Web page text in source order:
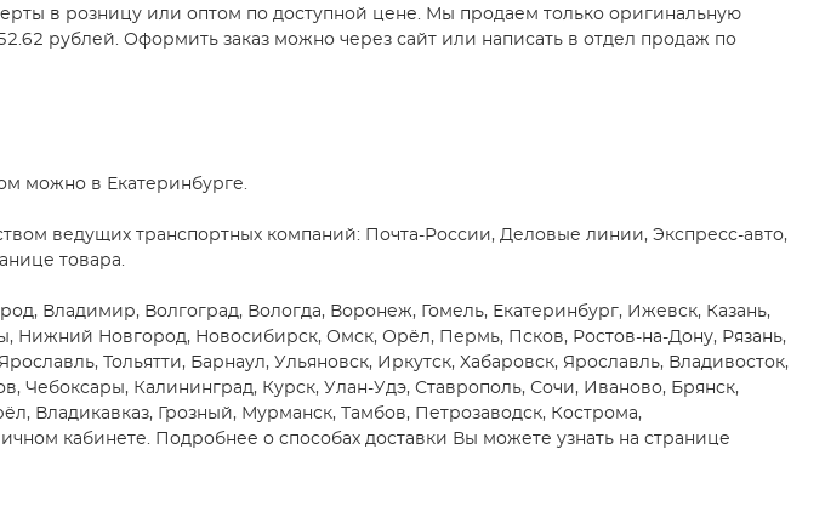
в розницу или оптом по доступной цене. Мы продаем только оригинальную
рублей. Оформить заказ можно через сайт или написать в отдел продаж по
можно в Екатеринбурге.
ведущих транспортных компаний: Почта-России, Деловые линии, Экспресс-авто,
товара.
Владимир, Волгоград, Вологда, Воронеж, Гомель, Екатеринбург, Ижевск, Казань,
Нижний Новгород, Новосибирск, Омск, Орёл, Пермь, Псков, Ростов-на-Дону, Рязань,
Тольятти, Барнаул, Ульяновск, Иркутск, Хабаровск, Ярославль, Владивосток,
Чебоксары, Калининград, Курск, Улан-Удэ, Ставрополь, Сочи, Иваново, Брянск,
Владикавказ, Грозный, Мурманск, Тамбов, Петрозаводск, Кострома,
кабинете. Подробнее о способах доставки Вы можете узнать на странице